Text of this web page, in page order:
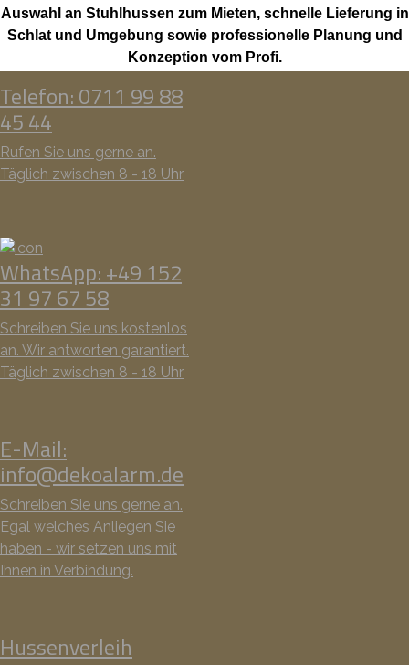
Auswahl an Stuhlhussen zum Mieten, schnelle Lieferung in
Schlat und Umgebung sowie professionelle Planung und
Konzeption vom Profi.
Telefon: 0711 99 88
45 44
Rufen Sie uns gerne an.
Täglich zwischen 8 - 18 Uhr
WhatsApp: +49 152
31 97 67 58
Schreiben Sie uns kostenlos
an. Wir antworten garantiert.
Täglich zwischen 8 - 18 Uhr
E-Mail:
info@dekoalarm.de
Schreiben Sie uns gerne an.
Egal welches Anliegen Sie
haben - wir setzen uns mit
Ihnen in Verbindung.
Hussenverleih